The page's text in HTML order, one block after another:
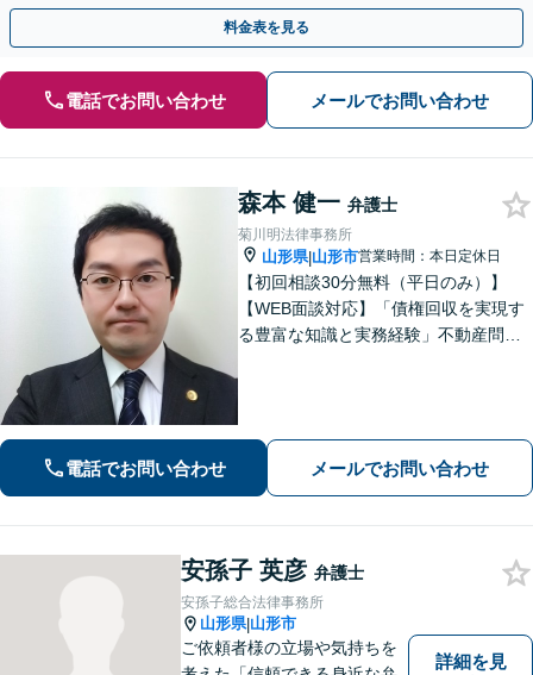
ています「アクセス良好・WEB面談対応で安心の相談」
料金表を見る
電話でお問い合わせ メールでお問い合わせ
森本 健一 弁護士
菊川明法律事務所
山形県|山形市営業時間：本日定休日
【初回相談30分無料（平日のみ）】
【WEB面談対応】「債権回収を実現す
る豊富な知識と実務経験」不動産問
【休日・夜間相談可】
電話でお問い合わせ メールでお問い合わせ
安孫子 英彦 弁護士
安孫子総合法律事務所
山形県|山形市
ご依頼者様の立場や気持ちを
詳細を見